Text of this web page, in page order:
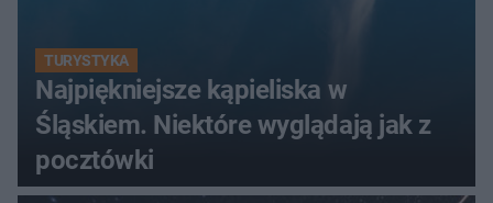
TURYSTYKA
Najpiękniejsze kąpieliska w
Śląskiem. Niektóre wyglądają jak z
pocztówki